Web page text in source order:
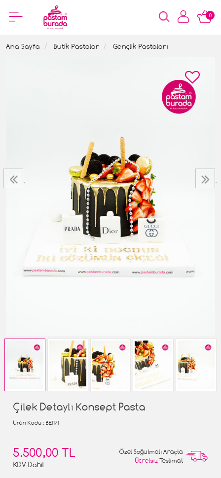
0
Ana Sayfa Butik Pastalar Gençlik Pastaları
‹ ›
Çilek Detaylı Konsept Pasta
Ürün Kodu : BE1171
5.500,00 TL
KDV Dahil
Özel Soğutmalı Araçta
Ücretsiz Teslimat